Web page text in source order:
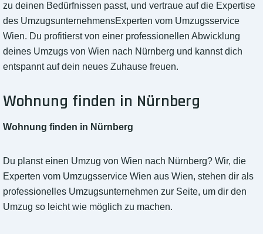
zu deinen Bedürfnissen passt, und vertraue auf die Expertise
des UmzugsunternehmensExperten vom Umzugsservice
Wien. Du profitierst von einer professionellen Abwicklung
deines Umzugs von Wien nach Nürnberg und kannst dich
entspannt auf dein neues Zuhause freuen.
Wohnung finden in Nürnberg
Wohnung finden in Nürnberg
Du planst einen Umzug von Wien nach Nürnberg? Wir, die
Experten vom Umzugsservice Wien aus Wien, stehen dir als
professionelles Umzugsunternehmen zur Seite, um dir den
Umzug so leicht wie möglich zu machen.